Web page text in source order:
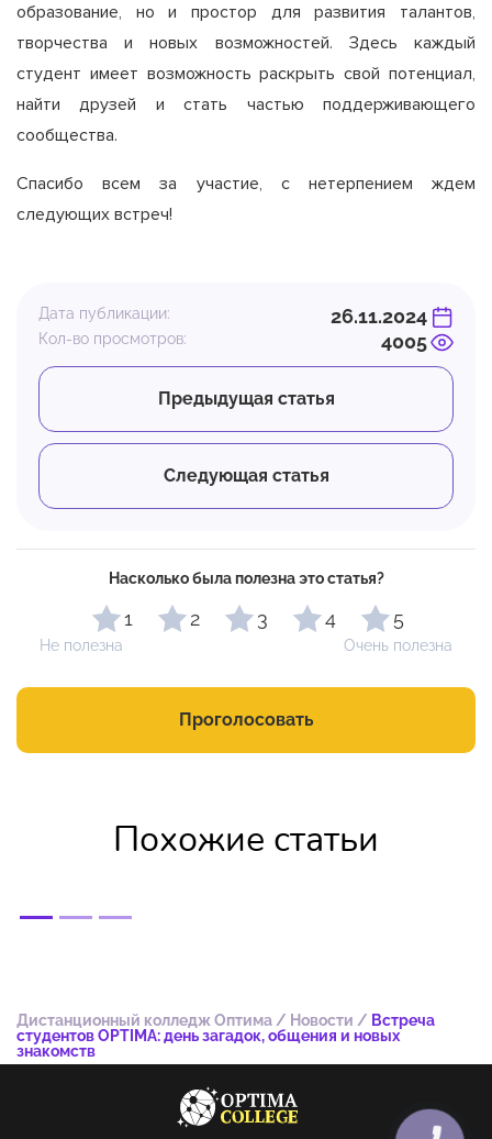
образование, но и простор для развития талантов,
творчества и новых возможностей. Здесь каждый
студент имеет возможность раскрыть свой потенциал,
найти друзей и стать частью поддерживающего
сообщества.
Спасибо всем за участие, с нетерпением ждем
следующих встреч!
Дата публикации: 26.11.2024
Кол-во просмотров: 4005
Предыдущая статья
Следующая статья
Насколько была полезна это статья?
1 2 3 4 5
Не полезна Очень полезна
Проголосовать
Похожие статьи
Дистанционный колледж Оптима/ Новости / Встреча
студентов OPTIMA: день загадок, общения и новых
знакомств